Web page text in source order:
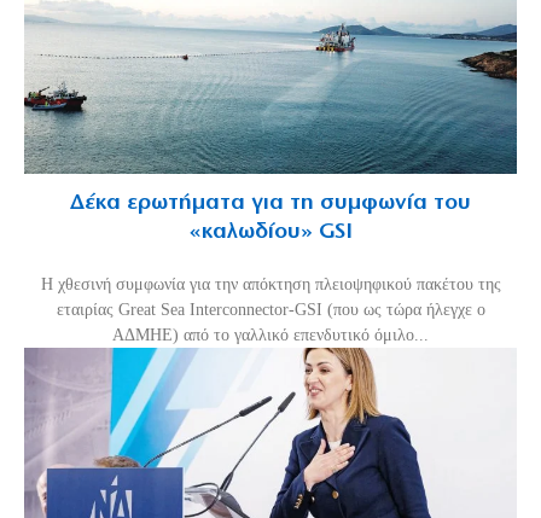
Δέκα ερωτήματα για τη συμφωνία του
«καλωδίου» GSI
Η χθεσινή συμφωνία για την απόκτηση πλειοψηφικού πακέτου της
εταιρίας Great Sea Interconnector-GSI (που ως τώρα ήλεγχε ο
ΑΔΜΗΕ) από το γαλλικό επενδυτικό όμιλο...